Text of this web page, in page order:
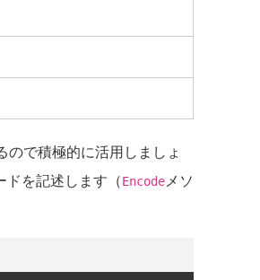
で積極的に活用しましょ
を記述します（Encodeメソ